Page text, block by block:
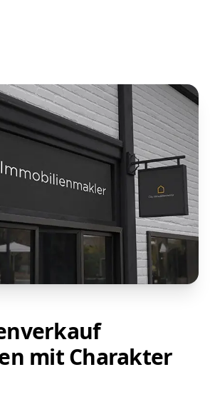
mit Charakter